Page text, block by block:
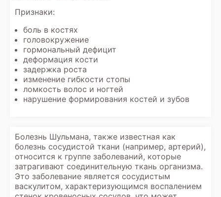
Признаки:
боль в костях
головокружение
гормональный дефицит
деформация кости
задержка роста
изменение гибкости стопы
ломкость волос и ногтей
нарушение формирования костей и зубов
Болезнь Шульмана, также известная как
болезнь сосудистой ткани (например, артерий),
относится к группе заболеваний, которые
затрагивают соединительную ткань организма.
Это заболевание является сосудистым
васкулитом, характеризующимся воспалением